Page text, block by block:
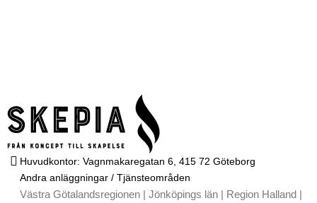
Huvudkontor: Vagnmakaregatan 6, 415 72 Göteborg
Andra anläggningar / Tjänsteområden
Västra Götalandsregionen | Jönköpings län | Region Halland |